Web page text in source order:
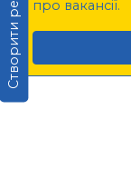
про вакансії.